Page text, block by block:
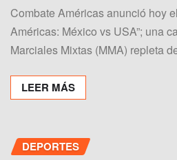
Combate Américas anunció hoy
Américas: México vs USA”; una
Marciales Mixtas (MMA) repleta
LEER MÁS
DEPORTES